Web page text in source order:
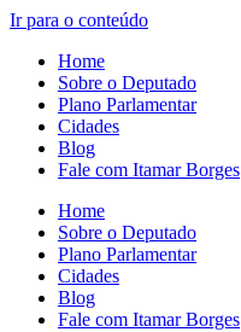
Ir para o conteúdo
Home
Sobre o Deputado
Plano Parlamentar
Cidades
Blog
Fale com Itamar Borges
Home
Sobre o Deputado
Plano Parlamentar
Cidades
Blog
Fale com Itamar Borges